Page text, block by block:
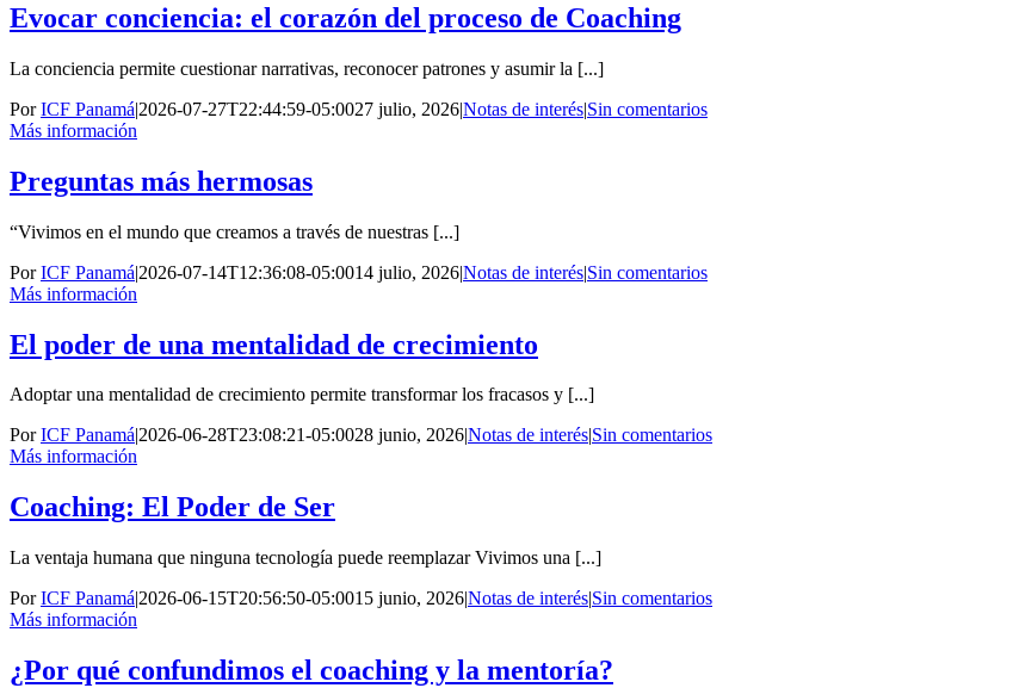
Evocar conciencia: el corazón del proceso de Coaching
La conciencia permite cuestionar narrativas, reconocer patrones y asumir la [...]
PorICF Panamá|2026-07-27T22:44:59-05:0027 julio, 2026|Notas de interés|Sin comentarios
Más información
Preguntas más hermosas
“Vivimos en el mundo que creamos a través de nuestras [...]
PorICF Panamá|2026-07-14T12:36:08-05:0014 julio, 2026|Notas de interés|Sin comentarios
Más información
El poder de una mentalidad de crecimiento
Adoptar una mentalidad de crecimiento permite transformar los fracasos y [...]
PorICF Panamá|2026-06-28T23:08:21-05:0028 junio, 2026|Notas de interés|Sin comentarios
Más información
Coaching: El Poder de Ser
La ventaja humana que ninguna tecnología puede reemplazar Vivimos una [...]
PorICF Panamá|2026-06-15T20:56:50-05:0015 junio, 2026|Notas de interés|Sin comentarios
Más información
¿Por qué confundimos el coaching y la mentoría?